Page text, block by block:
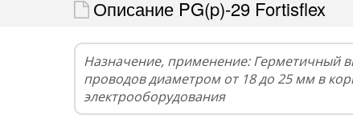
Описание PG(p)-29 Fortisflex
Назначение, применение: Герметичный
проводов диаметром от 18 до 25 мм в
электрооборудования